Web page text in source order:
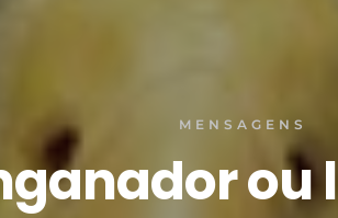
MENSAGENS
ou